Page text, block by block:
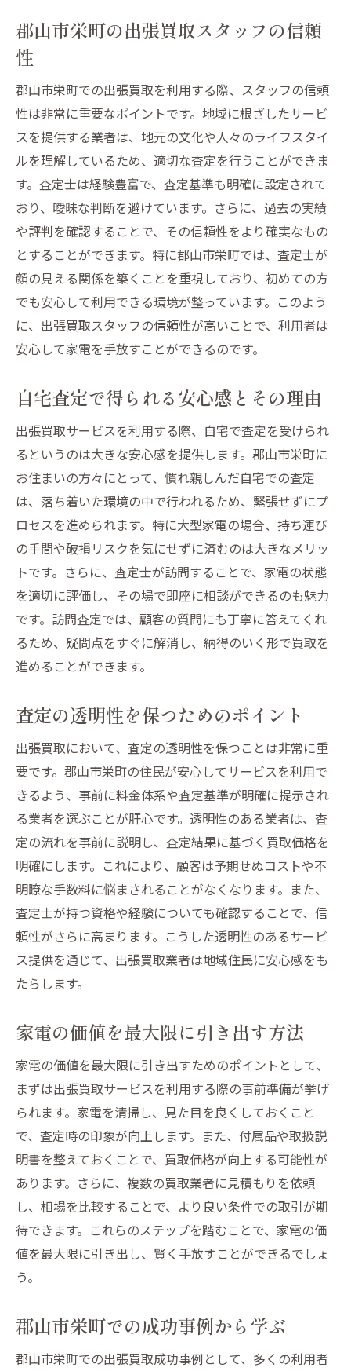
郡山市栄町の出張買取スタッフの信頼
性
郡山市栄町での出張買取を利用する際、スタッフの信頼
性は非常に重要なポイントです。地域に根ざしたサービ
スを提供する業者は、地元の文化や人々のライフスタイ
ルを理解しているため、適切な査定を行うことができま
す。査定士は経験豊富で、査定基準も明確に設定されて
おり、曖昧な判断を避けています。さらに、過去の実績
や評判を確認することで、その信頼性をより確実なもの
とすることができます。特に郡山市栄町では、査定士が
顔の見える関係を築くことを重視しており、初めての方
でも安心して利用できる環境が整っています。このよう
に、出張買取スタッフの信頼性が高いことで、利用者は
安心して家電を手放すことができるのです。
自宅査定で得られる安心感とその理由
出張買取サービスを利用する際、自宅で査定を受けられ
るというのは大きな安心感を提供します。郡山市栄町に
お住まいの方々にとって、慣れ親しんだ自宅での査定
は、落ち着いた環境の中で行われるため、緊張せずにプ
ロセスを進められます。特に大型家電の場合、持ち運び
の手間や破損リスクを気にせずに済むのは大きなメリッ
トです。さらに、査定士が訪問することで、家電の状態
を適切に評価し、その場で即座に相談ができるのも魅力
です。訪問査定では、顧客の質問にも丁寧に答えてくれ
るため、疑問点をすぐに解消し、納得のいく形で買取を
進めることができます。
査定の透明性を保つためのポイント
出張買取において、査定の透明性を保つことは非常に重
要です。郡山市栄町の住民が安心してサービスを利用で
きるよう、事前に料金体系や査定基準が明確に提示され
る業者を選ぶことが肝心です。透明性のある業者は、査
定の流れを事前に説明し、査定結果に基づく買取価格を
明確にします。これにより、顧客は予期せぬコストや不
明瞭な手数料に悩まされることがなくなります。また、
査定士が持つ資格や経験についても確認することで、信
頼性がさらに高まります。こうした透明性のあるサービ
ス提供を通じて、出張買取業者は地域住民に安心感をも
たらします。
家電の価値を最大限に引き出す方法
家電の価値を最大限に引き出すためのポイントとして、
まずは出張買取サービスを利用する際の事前準備が挙げ
られます。家電を清掃し、見た目を良くしておくこと
で、査定時の印象が向上します。また、付属品や取扱説
明書を整えておくことで、買取価格が向上する可能性が
あります。さらに、複数の買取業者に見積もりを依頼
し、相場を比較することで、より良い条件での取引が期
待できます。これらのステップを踏むことで、家電の価
値を最大限に引き出し、賢く手放すことができるでしょ
う。
郡山市栄町での成功事例から学ぶ
郡山市栄町での出張買取成功事例として、多くの利用者